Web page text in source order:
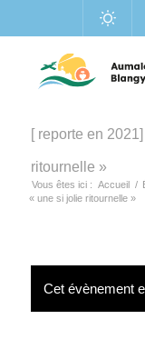
[ reporte en
ritournelle »
Vous êtes ici : Accueil /
« une si jolie ritournelle »
Cet évènement